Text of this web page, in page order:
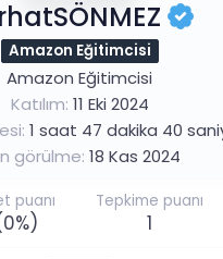
Amazon Eğitimcisi
Amazon Eğitimcisi
Katılım 11 Eki 2024
1 saat 47 dakika 40
görülme 18 Kas 2024
puanı Tepkime puanı
1